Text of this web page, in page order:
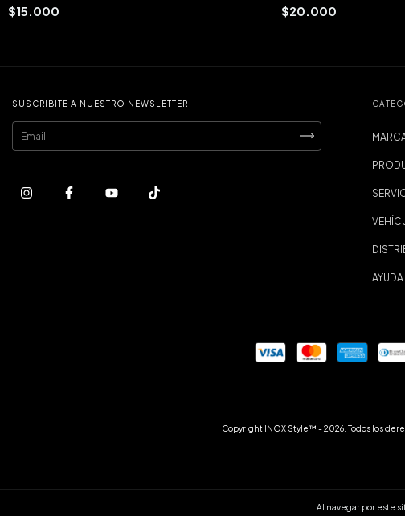
Al navegar por este
$15.000
$20.000
SUSCRIBITE A NUESTRO NEWSLETTER
AYUDA
Copyright INOX Style™ - 2026. Todos los